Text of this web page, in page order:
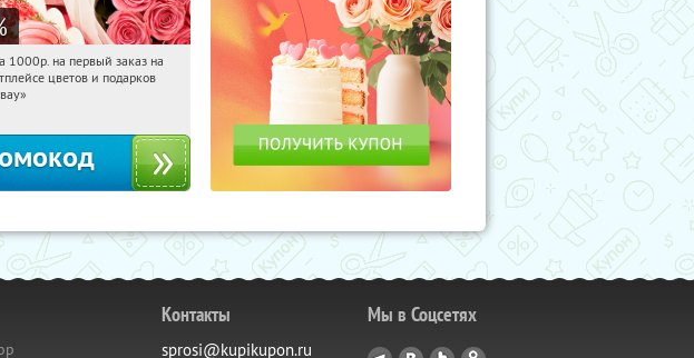
Получили:
1000р. на первый заказ на
цветов и подарков
Контакты
sprosi@kupikupon.ru
Мы в Соцсетях